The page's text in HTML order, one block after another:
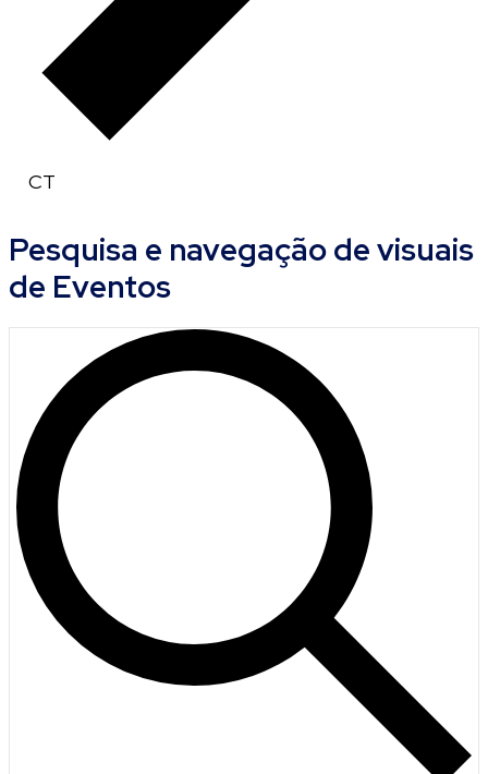
CT
E
v
e
s
Pesquisa e navegação de visuais
de Eventos